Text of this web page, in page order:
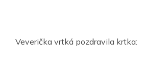
Veverička vrtká pozdravila krtka: